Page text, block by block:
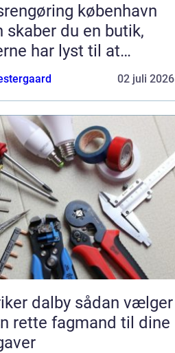
københavn
skaber du en butik,
har lyst til at
tilbage til
02 juli 2026
sådan vælger
rette fagmand til dine